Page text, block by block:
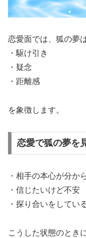
恋愛面では、狐の夢
・駆け引き
・疑念
・距離感
を象徴します。
恋愛で狐の夢を
・相手の本心が分か
・信じたいけど不安
・探り合いをしてい
こうした状態のとき